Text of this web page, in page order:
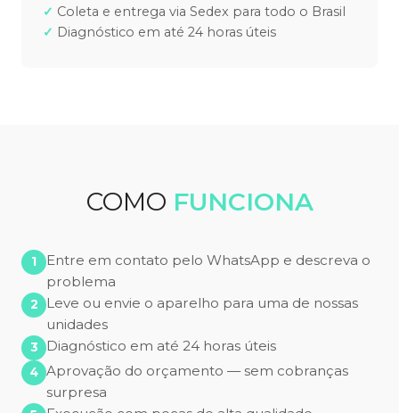
Coleta e entrega via Sedex para todo o Brasil
Diagnóstico em até 24 horas úteis
COMO FUNCIONA
Entre em contato pelo WhatsApp e descreva o
problema
Leve ou envie o aparelho para uma de nossas
unidades
Diagnóstico em até 24 horas úteis
Aprovação do orçamento — sem cobranças
surpresa